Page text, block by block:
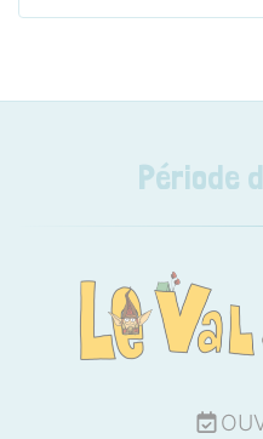
Période